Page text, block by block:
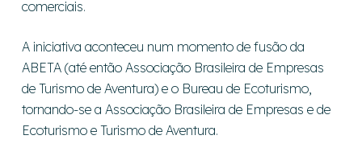
comerciais.
A iniciativa aconteceu num momento de fusão da
ABETA (até então Associação Brasileira de Empresas
de Turismo de Aventura) e o Bureau de Ecoturismo,
tornando-se a Associação Brasileira de Empresas e de
Ecoturismo e Turismo de Aventura.